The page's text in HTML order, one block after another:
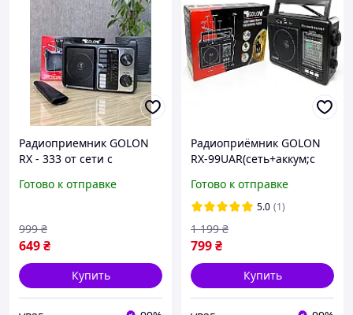
Радиоприемник GOLON
RX - 333 от сети с
разъемом под батарейки,
Синий
Готово к отправке
649₴
999 ₴
Купить
Радиоприёмник GOLON
RX-99UAR(сеть+аккум;с
Готово к отправке
5.0 (1)
799₴
1 199 ₴
Купить